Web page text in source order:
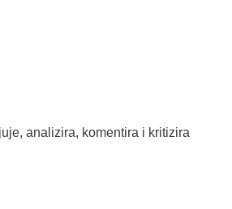
analizira, komentira i kritizira